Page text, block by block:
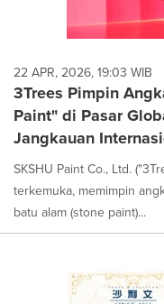
22 APR, 2026, 19:03 WIB
3Trees Pimpin
Paint" di Pasar
Jangkauan
SKSHU Paint Co., Ltd.
terkemuka, memimpin
batu alam (stone paint)...